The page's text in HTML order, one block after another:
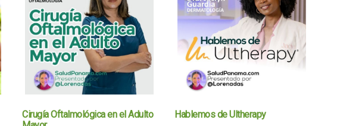
Cirugía Oftalmológica en el Adulto
Hablemos de Ultherapy